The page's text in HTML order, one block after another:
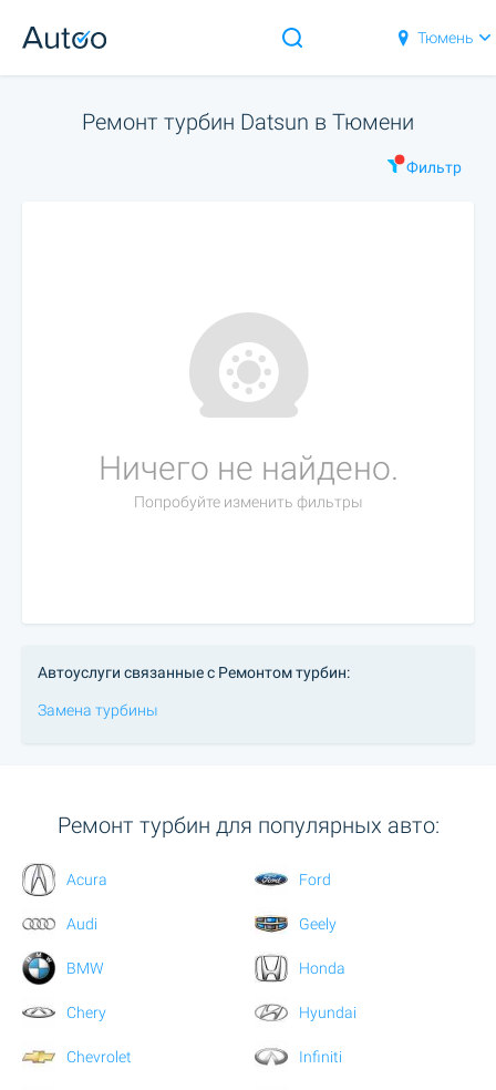
Тюмень
Ремонт турбин Datsun в Тюмени
Фильтр
Ничего не найдено.
Попробуйте изменить фильтры
Автоуслуги связанные с Ремонтом турбин:
Замена турбины
Ремонт турбин для популярных авто:
Acura
Audi
BMW
Chery
Chevrolet
Ford
Geely
Honda
Hyundai
Infiniti